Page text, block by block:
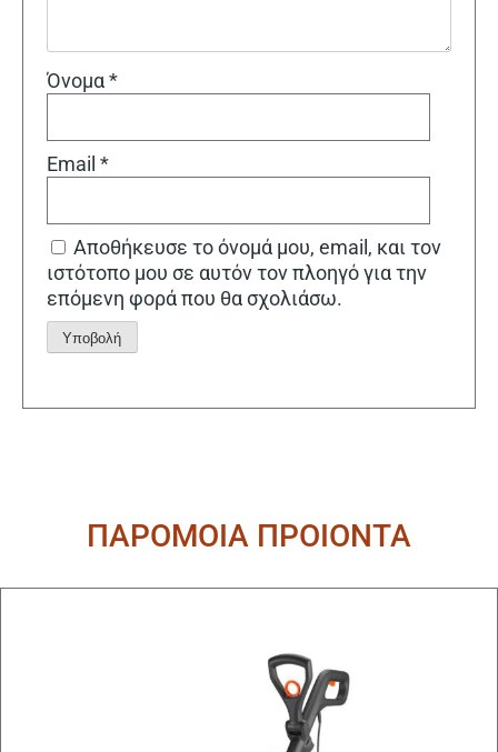
Όνομα*
Email *
Αποθήκευσε το όνομά μου, email, και τον
ιστότοπο μου σε αυτόν τον πλοηγό για την
επόμενη φορά που θα σχολιάσω.
ΠΑΡΟΜΟΙΑ ΠΡΟΙΟΝΤΑ